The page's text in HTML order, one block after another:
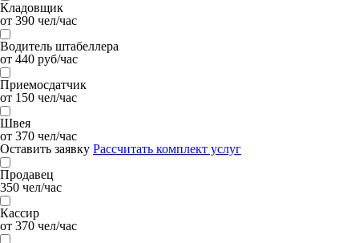
Кладовщик
от 390 чел/час
Водитель штабеллера
от 440 руб/час
Приемосдатчик
от 150 чел/час
Швея
от 370 чел/час
Оставить заявку Рассчитать комплект услуг
Продавец
350 чел/час
Кассир
от 370 чел/час